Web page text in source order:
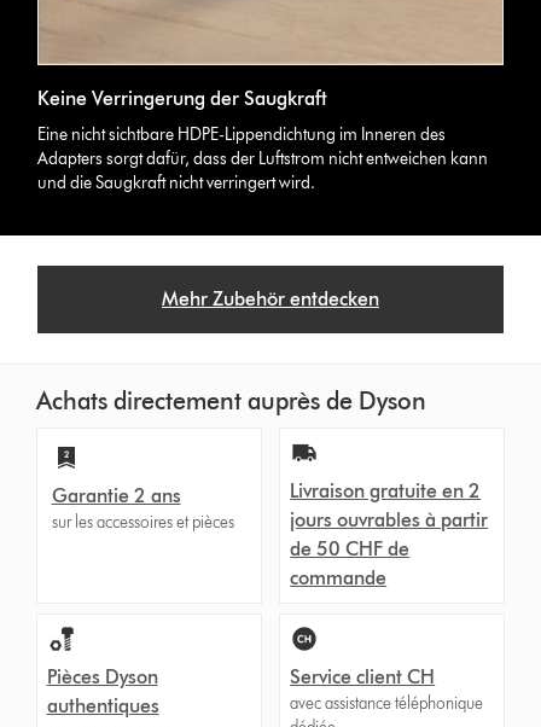
Keine Verringerung der Saugkraft
Eine nicht sichtbare HDPE-Lippendichtung im Inneren des
Adapters sorgt dafür, dass der Luftstrom nicht entweichen kann
und die Saugkraft nicht verringert wird.
Mehr Zubehör entdecken
Achats directement auprès de Dyson
Garantie 2 ans
sur les accessoires et pièces
Livraison gratuite en 2
jours ouvrables à partir
de 50 CHF de
commande
Pièces Dyson
authentiques
Service client CH
avec assistance téléphonique